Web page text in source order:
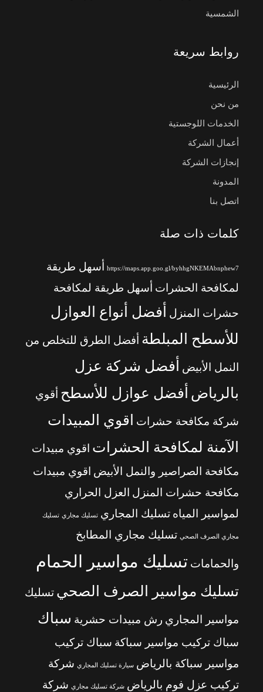
الشمسية
روابط سريعة
الرئيسية
من نحن
الخدمات اللوجستية
أعمال الشركة
إنجازات الشركة
المدونة
اتصل بنا
كلمات ذات صلة
https://maps.app.goo.gl/byhhgNKEMAbnphew7
أسهل طريقة
لمكافحة الحشرات أسهل طريقة لمكافحة
حشرات المنزل
أفضل أنواع العوازل
للأسطح المبلطة أفضل الطرق للتخلص من
النمل الأبيض
أفضل شركة عزل
بالرياض أفضل عوازل للأسطح أقوي
شركة مكافحة حشرات
اقوي المبيدات
الآمنة لمكافحة الحشرات اقوي مبيدات
مكافحة الصراصير والنمل الأبيض اقوي مبيدات
مكافحة حشرات المنزل العزل الحراري
لمواسير المياه تسليك المجاري تسليك مجاري تسليك
مجاري الصرف الصحي تسليك مجاري المطابخ
والحمامات تسليك مواسير الحمام
تسليك مواسير الصرف الصحي تسليك
مواسير المجاري رش مبيدات حشرية سباك
سباك تركيب مواسير سباكة سباك تركيب
مواسير سباكة بالرياض سيارة تسليك المجاري شركة
تركيب عزل فوم بالرياض شركة تسليك مجاري شركة